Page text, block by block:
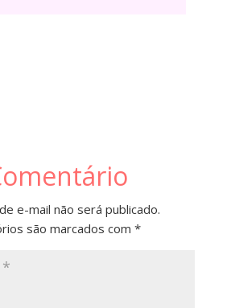
e-mail não será publicado.
são marcados com *